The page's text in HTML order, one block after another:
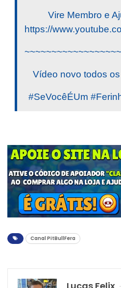
Vire Membro e
https://
Vídeo novo todos
#SeVocêÉUm
Canal PitBullFera
Lucas Felix